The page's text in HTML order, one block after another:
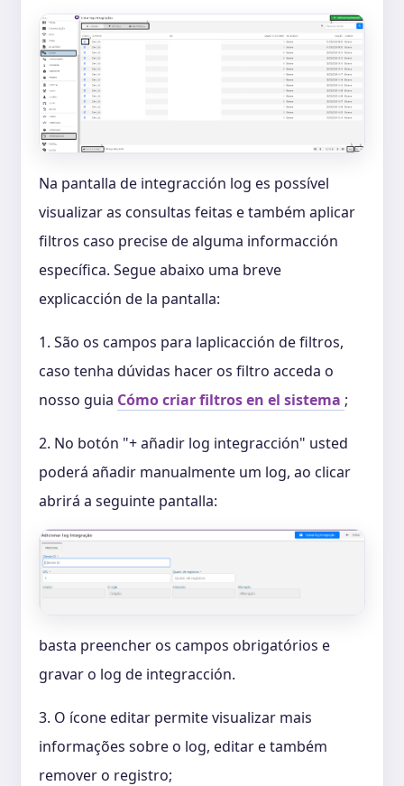
Na pantalla de integracción log es possível
visualizar as consultas feitas e também aplicar
filtros caso precise de alguma informacción
específica. Segue abaixo uma breve
explicacción de la pantalla:
1. São os campos para laplicacción de filtros,
caso tenha dúvidas hacer os filtro acceda o
nosso guia Cómo criar filtros en el sistema ;
2. No botón "+ añadir log integracción" usted
poderá añadir manualmente um log, ao clicar
abrirá a seguinte pantalla:
basta preencher os campos obrigatórios e
gravar o log de integracción.
3. O ícone editar permite visualizar mais
informações sobre o log, editar e também
remover o registro;